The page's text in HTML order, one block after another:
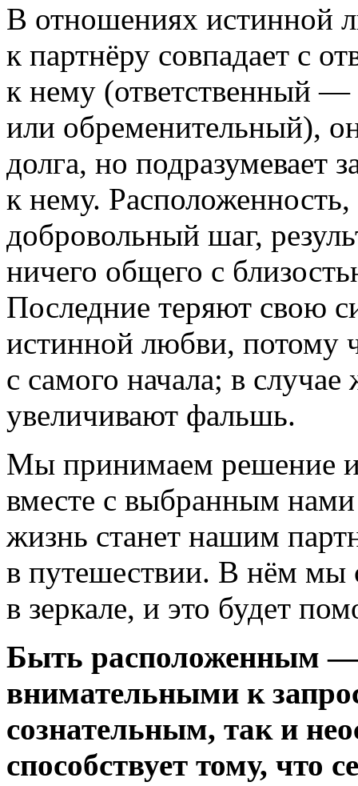
В отношениях истинной
к партнёру совпадает с
к нему (ответственный —
или обременительный),
долга, но подразумевает
к нему.
добровольный шаг,
ничего общего с
Последние теряют свою
истинной любви, потому
с самого начала; в
увеличивают фальшь.
Мы принимаем решение
вместе с выбранным
жизнь станет нашим
в путешествии. В нём мы
в зеркале, и это будет
Быть расположенным —
внимательными к
сознательным, так и
способствует тому, что